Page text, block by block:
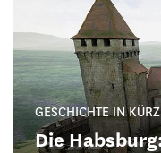
GESCHICHTE IN
Die